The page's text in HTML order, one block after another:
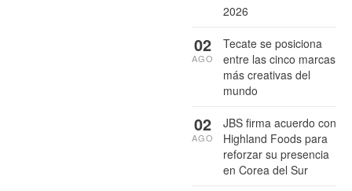
2026
Tecate se posiciona
entre las cinco marcas
más creativas del
mundo
02
AGO
JBS firma acuerdo con
Highland Foods para
reforzar su presencia
en Corea del Sur
02
AGO